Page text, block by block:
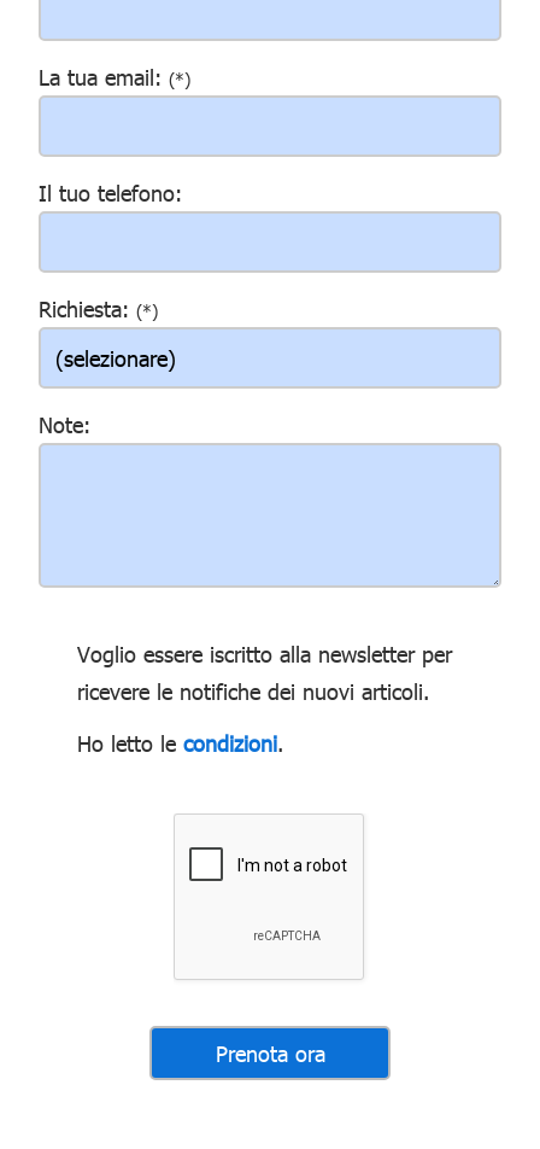
La tua email: (*)
Il tuo telefono:
Richiesta: (*)
Note:
Voglio essere iscritto alla newsletter per
ricevere le notifiche dei nuovi articoli.
Ho letto le condizioni.